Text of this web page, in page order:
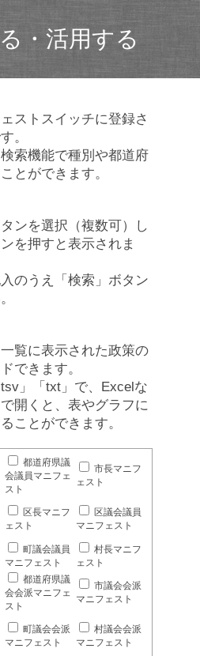
・活用する
ストスイッチに登録さ
。
索機能で種別や都道府
とができます。
ンを選択（複数可）し
を押すと表示されま
のうえ「検索」ボタン
覧に表示された政策の
できます。
」「txt」で、Excelな
開くと、表やグラフに
ことができます。
都道府県議
会議員マニフェ
スト
市長マニフ
ェスト
区長マニフ
ェスト
区議会議員
マニフェスト
町議会議員
マニフェスト
村長マニフ
ェスト
都道府県議
会会派マニフェ
スト
市議会会派
マニフェスト
町議会会派
マニフェスト
村議会会派
マニフェスト